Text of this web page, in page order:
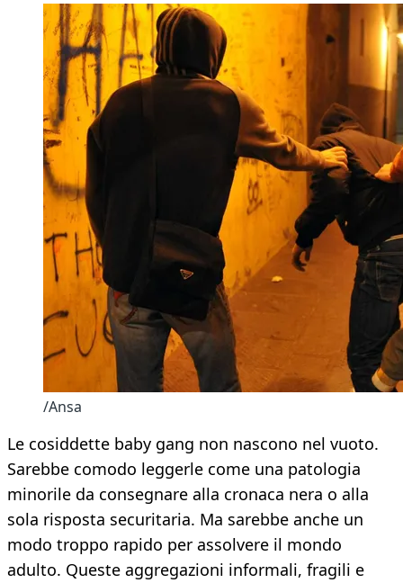
/Ansa
Le cosiddette baby gang non nascono nel vuoto.
Sarebbe comodo leggerle come una patologia
minorile da consegnare alla cronaca nera o alla
sola risposta securitaria. Ma sarebbe anche un
modo troppo rapido per assolvere il mondo
adulto. Queste aggregazioni informali, fragili e